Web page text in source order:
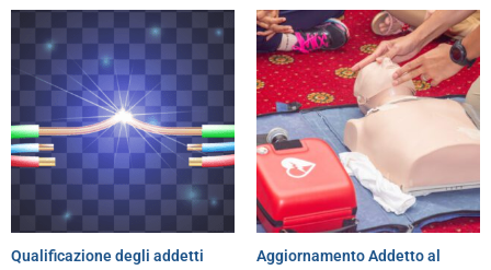
Qualificazione degli addetti
Aggiornamento Addetto al